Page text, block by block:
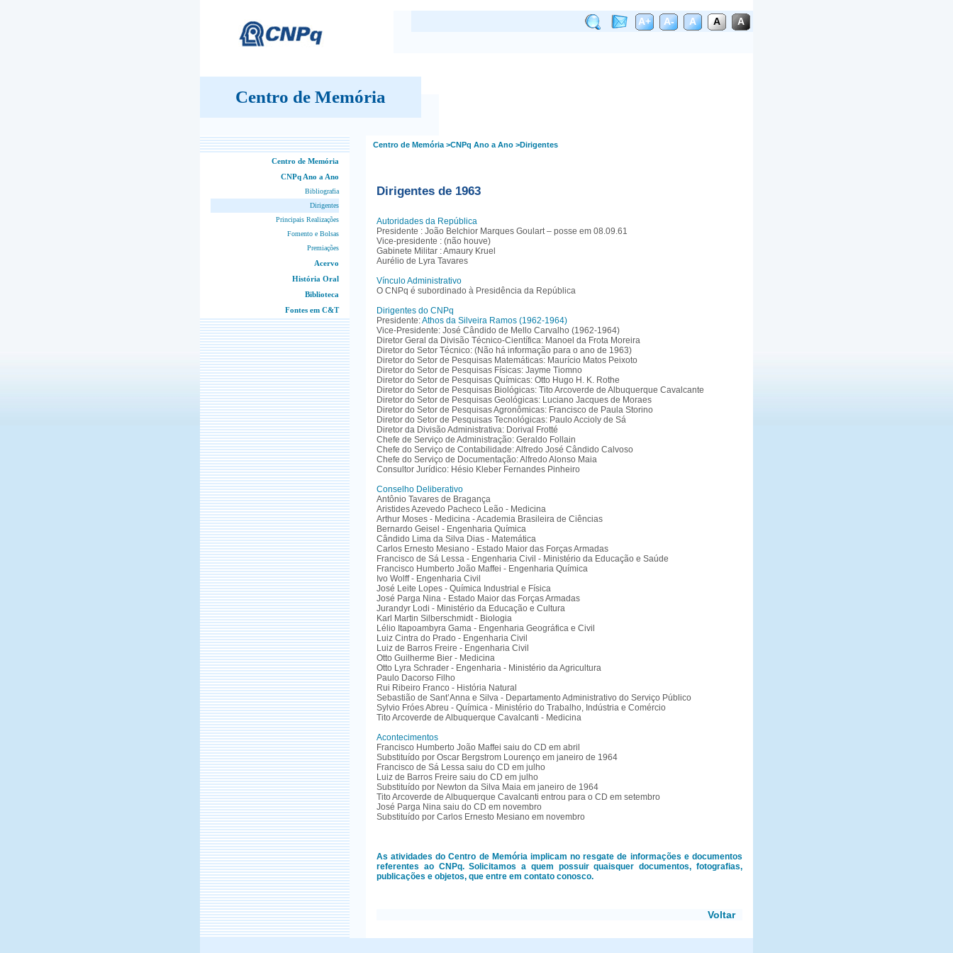
A
A
A
A-
A+
Centro de Memória
Centro de Memória
CNPq Ano a Ano
Bibliografia
Dirigentes
Principais Realizações
Fomento e Bolsas
Premiações
Acervo
História Oral
Biblioteca
Fontes em C&T
Centro de Memória >CNPq Ano a Ano >Dirigentes
Dirigentes de 1963
Autoridades da República
Presidente : João Belchior Marques Goulart – posse em 08.09.61
Vice-presidente : (não houve)
Gabinete Militar : Amaury Kruel
Aurélio de Lyra Tavares
Vínculo Administrativo
O CNPq é subordinado à Presidência da República
Dirigentes do CNPq
Presidente:Athos da Silveira Ramos (1962-1964)
Vice-Presidente: José Cândido de Mello Carvalho (1962-1964)
Diretor Geral da Divisão Técnico-Científica: Manoel da Frota Moreira
Diretor do Setor Técnico: (Não há informação para o ano de 1963)
Diretor do Setor de Pesquisas Matemáticas: Maurício Matos Peixoto
Diretor do Setor de Pesquisas Físicas: Jayme Tiomno
Diretor do Setor de Pesquisas Químicas: Otto Hugo H. K. Rothe
Diretor do Setor de Pesquisas Biológicas: Tito Arcoverde de Albuquerque Cavalcante
Diretor do Setor de Pesquisas Geológicas: Luciano Jacques de Moraes
Diretor do Setor de Pesquisas Agronômicas: Francisco de Paula Storino
Diretor do Setor de Pesquisas Tecnológicas: Paulo Accioly de Sá
Diretor da Divisão Administrativa: Dorival Frotté
Chefe de Serviço de Administração: Geraldo Follain
Chefe do Serviço de Contabilidade: Alfredo José Cândido Calvoso
Chefe do Serviço de Documentação: Alfredo Alonso Maia
Consultor Jurídico: Hésio Kleber Fernandes Pinheiro
Conselho Deliberativo
Antônio Tavares de Bragança
Aristides Azevedo Pacheco Leão - Medicina
Arthur Moses - Medicina - Academia Brasileira de Ciências
Bernardo Geisel - Engenharia Química
Cândido Lima da Silva Dias - Matemática
Carlos Ernesto Mesiano - Estado Maior das Forças Armadas
Francisco de Sá Lessa - Engenharia Civil - Ministério da Educação e Saúde
Francisco Humberto João Maffei - Engenharia Química
Ivo Wolff - Engenharia Civil
José Leite Lopes - Química Industrial e Física
José Parga Nina - Estado Maior das Forças Armadas
Jurandyr Lodi - Ministério da Educação e Cultura
Karl Martin Silberschmidt - Biologia
Lélio Itapoambyra Gama - Engenharia Geográfica e Civil
Luiz Cintra do Prado - Engenharia Civil
Luiz de Barros Freire - Engenharia Civil
Otto Guilherme Bier - Medicina
Otto Lyra Schrader - Engenharia - Ministério da Agricultura
Paulo Dacorso Filho
Rui Ribeiro Franco - História Natural
Sebastião de Sant’Anna e Silva - Departamento Administrativo do Serviço Público
Sylvio Fróes Abreu - Química - Ministério do Trabalho, Indústria e Comércio
Tito Arcoverde de Albuquerque Cavalcanti - Medicina
Acontecimentos
Francisco Humberto João Maffei saiu do CD em abril
Substituído por Oscar Bergstrom Lourenço em janeiro de 1964
Francisco de Sá Lessa saiu do CD em julho
Luiz de Barros Freire saiu do CD em julho
Substituído por Newton da Silva Maia em janeiro de 1964
Tito Arcoverde de Albuquerque Cavalcanti entrou para o CD em setembro
José Parga Nina saiu do CD em novembro
Substituído por Carlos Ernesto Mesiano em novembro
As atividades do Centro de Memória implicam no resgate de informações e documentos
referentes ao CNPq. Solicitamos a quem possuir quaisquer documentos, fotografias,
publicações e objetos, que entre em contato conosco.
Voltar